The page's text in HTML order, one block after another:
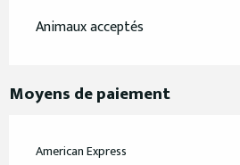
Animaux acceptés
Moyens de paiement
American Express